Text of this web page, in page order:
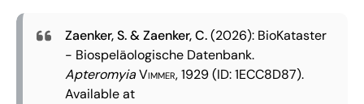
Zaenker, S. & Zaenker, C.(2026): BioKataster
- Biospeläologische Datenbank.
ApteromyiaVimmer, 1929(ID: 1ECC8D87).
Available at